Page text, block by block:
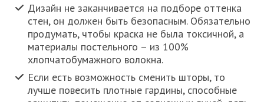
Дизайн не заканчивается на подборе оттенка
стен, он должен быть безопасным. Обязательно
продумать, чтобы краска не была токсичной, а
материалы постельного – из 100%
хлопчатобумажного волокна.
Если есть возможность сменить шторы, то
лучше повесить плотные гардины, способные